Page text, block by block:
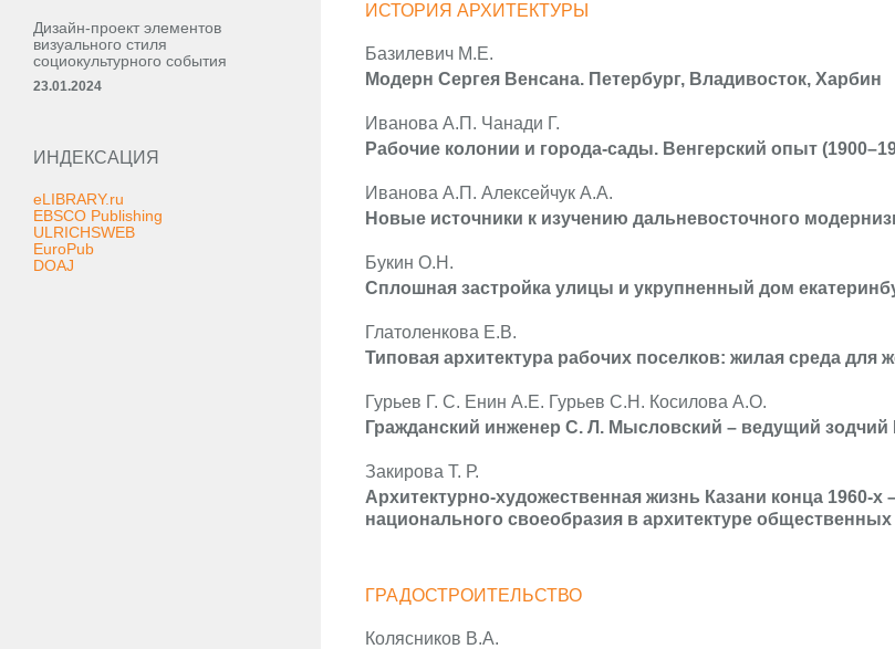
Дизайн-проект элементов
визуального стиля
социокультурного события
23.01.2024
ИНДЕКСАЦИЯ
eLIBRARY.ru
EBSCO Publishing
ULRICHSWEB
EuroPub
DOAJ
ИСТОРИЯ АРХИТЕКТУРЫ
Базилевич М.Е.
Модерн Сергея Венсана. Петербург, Владивосток, Харбин
Иванова А.П. Чанади Г.
Рабочие колонии и города-сады. Венгерский опыт
Иванова А.П. Алексейчук А.А.
Новые источники к изучению дальневосточного
Букин О.Н.
Сплошная застройка улицы и укрупненный дом
Глатоленкова Е.В.
Типовая архитектура рабочих поселков: жилая среда для
Гурьев Г. С. Енин А.Е. Гурьев С.Н. Косилова А.О.
Гражданский инженер С. Л. Мысловский – ведущий
Закирова Т. Р.
Архитектурно-художественная жизнь Казани конца 1960-
национального своеобразия в архитектуре
ГРАДОСТРОИТЕЛЬСТВО
Колясников В.А.